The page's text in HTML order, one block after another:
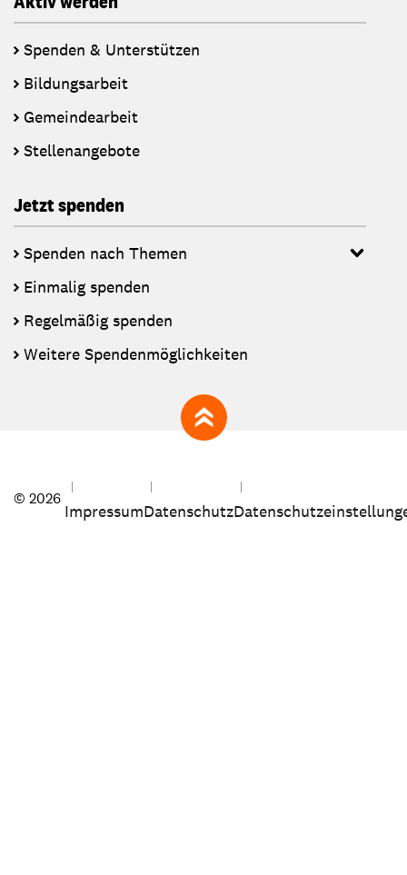
Spenden & Unterstützen
Bildungsarbeit
Gemeindearbeit
Stellenangebote
Jetzt spenden
Spenden nach Themen
Einmalig spenden
Regelmäßig spenden
Weitere Spendenmöglichkeiten
zum Seitenanfang
© 2026
ImpressumDatenschutz